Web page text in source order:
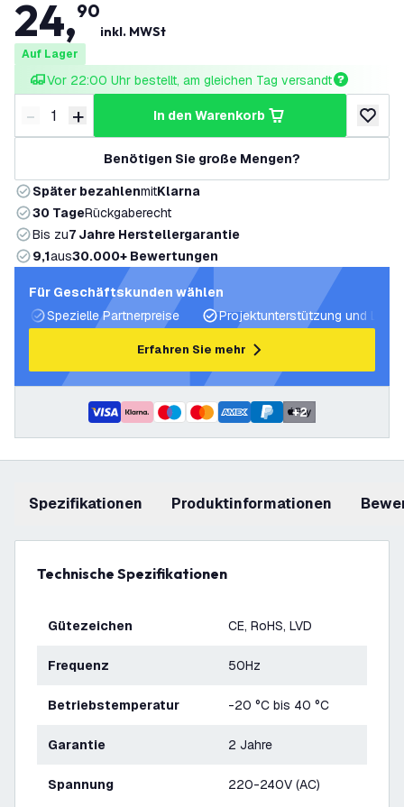
24,90
inkl. MWSt
Auf Lager
Vor 22:00 Uhr bestellt, am gleichen Tag versandt
Menge verringern
- Menge erhöhen
+ in den Warenkorb
zur
Benötigen Sie große Mengen?
Später bezahlenmitKlarna
30 TageRückgaberecht
Bis zu7 Jahre Herstellergarantie
9,1aus30.000+ Bewertungen
Für Geschäftskunden wählen
Spezielle Partnerpreise
Projektunterstützung und
Erfahren Sie mehr
+2
Spezifikationen Produktinformationen
Technische Spezifikationen
Gütezeichen CE, RoHS, LVD
Frequenz 50Hz
Betriebstemperatur -20 °C bis 40 °C
Garantie 2 Jahre
Spannung 220-240V (AC)